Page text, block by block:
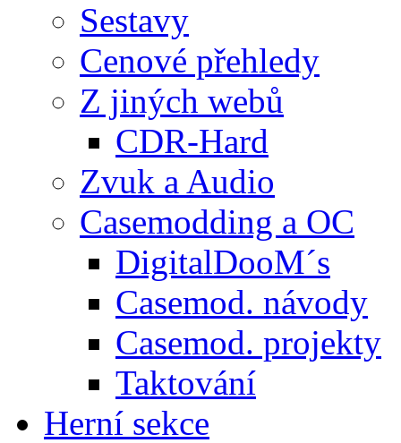
Sestavy
Cenové přehledy
Z jiných webů
CDR-Hard
Zvuk a Audio
Casemodding a OC
DigitalDooM´s
Casemod. návody
Casemod. projekty
Taktování
Herní sekce